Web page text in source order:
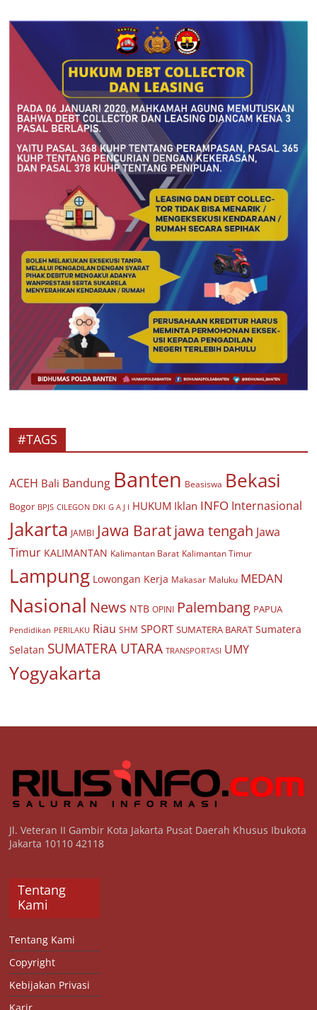
#TAGS
ACEH Bali Bandung Banten Beasiswa Bekasi
Bogor BPJS CILEGON DKI G A J I HUKUM Iklan INFO Internasional
Jakarta JAMBI Jawa Baratjawa tengah Jawa
Timur KALIMANTAN Kalimantan Barat Kalimantan Timur
Lampung Lowongan Kerja Makasar Maluku MEDAN
Nasional News NTB OPINI Palembang PAPUA
Pendidikan PERILAKU Riau SHM SPORT SUMATERA BARAT Sumatera
Selatan SUMATERA UTARA TRANSPORTASI UMY
Yogyakarta
Jl. Veteran II Gambir Kota Jakarta Pusat Daerah Khusus Ibukota
Jakarta 10110 42118
Tentang
Kami
Tentang Kami
Copyright
Kebijakan Privasi